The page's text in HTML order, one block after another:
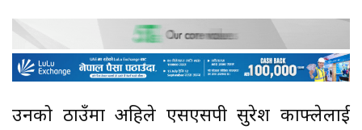
उनको ठाउँमा अहिले एसएसपी सुरेश काफ्लेलाई